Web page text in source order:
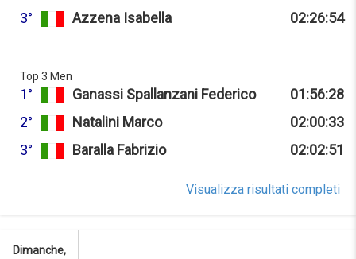
3°
Azzena Isabella 02:26:54
Top 3 Men
1° Ganassi Spallanzani Federico
01:56:28
2°
Natalini Marco
02:00:33
3°
Baralla Fabrizio 02:02:51
Visualizza risultati completi
Dimanche,